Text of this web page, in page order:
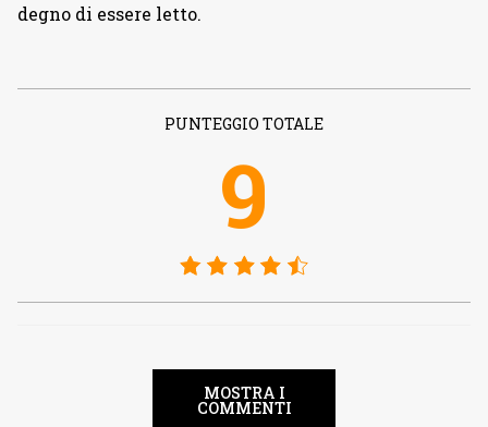
degno di essere letto.
PUNTEGGIO TOTALE
9
MOSTRA I
COMMENTI